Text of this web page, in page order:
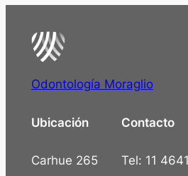
Odontología Moraglio
Ubicación
Carhue 265
Contacto
Tel: 11